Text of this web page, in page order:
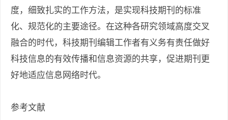
度，细致扎实的工作方法，是实现科技期刊的标准
化、规范化的主要途径。在这种各研究领域高度交叉
融合的时代，科技期刊编辑工作者有义务有责任做好
科技信息的有效传播和信息资源的共享，促进期刊更
好地适应信息网络时代。
参考文献